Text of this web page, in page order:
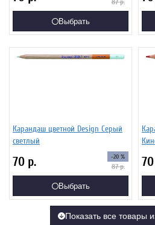
Выбрать
Карандаш цветной Design Серый
светлый
70 р. -20 %
87р.
Выбрать
70
Показать все товары